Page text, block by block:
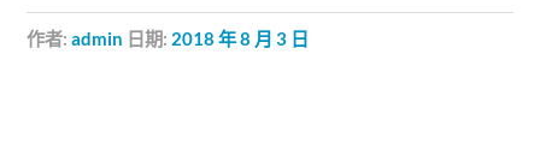
作者:admin 日期: 2018 年 8 月 3 日